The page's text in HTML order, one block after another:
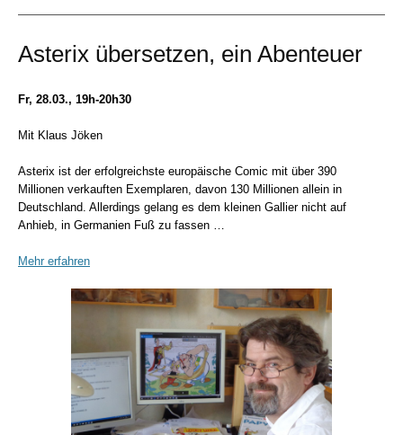
Asterix übersetzen, ein Abenteuer
Fr, 28.03., 19h-20h30
Mit Klaus Jöken
Asterix ist der erfolgreichste europäische Comic mit über 390
Millionen verkauften Exemplaren, davon 130 Millionen allein in
Deutschland. Allerdings gelang es dem kleinen Gallier nicht auf
Anhieb, in Germanien Fuß zu fassen …
Mehr erfahren